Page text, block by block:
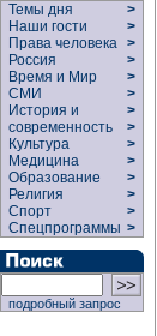
Темы дня
>
Наши гости
>
Права человека >
Россия
>
Время и Мир
>
СМИ
>
История и
современность
>
>
Культура
>
Медицина
>
Образование
>
Религия
>
Спорт
>
Спецпрограммы >
подробный запрос